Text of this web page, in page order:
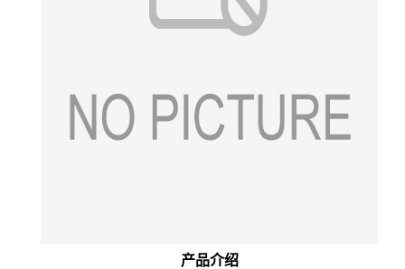
产品介绍